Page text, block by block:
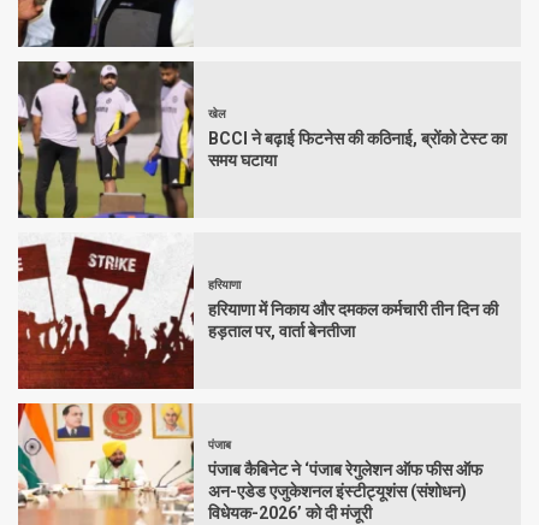
खेल
BCCI ने बढ़ाई फिटनेस की कठिनाई, ब्रोंको टेस्ट का
समय घटाया
हरियाणा
हरियाणा में निकाय और दमकल कर्मचारी तीन दिन की
हड़ताल पर, वार्ता बेनतीजा
पंजाब
पंजाब कैबिनेट ने ‘पंजाब रेगुलेशन ऑफ फीस ऑफ
अन-एडेड एजुकेशनल इंस्टीट्यूशंस (संशोधन)
विधेयक-2026’ को दी मंजूरी